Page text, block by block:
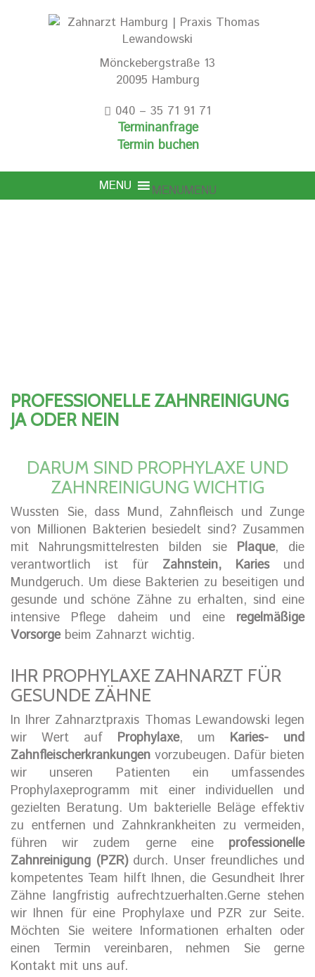
Mönckebergstraße 13
20095 Hamburg
040 – 35 71 91 71
Terminanfrage
Termin buchen
MENUMENU
PROFESSIONELLE ZAHNREINIGUNG
JA ODER NEIN
DARUM SIND PROPHYLAXE UND
ZAHNREINIGUNG WICHTIG
Wussten Sie, dass Mund, Zahnfleisch und Zunge
von Millionen Bakterien besiedelt sind? Zusammen
mit Nahrungsmittelresten bilden sie Plaque, die
verantwortlich ist für Zahnstein, Kariesund
Mundgeruch. Um diese Bakterien zu beseitigen und
gesunde und schöne Zähne zu erhalten, sind eine
intensive Pflege daheim und eine regelmäßige
Vorsorgebeim Zahnarzt wichtig.
IHR PROPHYLAXE ZAHNARZT FÜR
GESUNDE ZÄHNE
In Ihrer Zahnarztpraxis Thomas Lewandowski legen
wir Wert auf Prophylaxe, um Karies- und
Zahnfleischerkrankungen vorzubeugen. Dafür bieten
wir unseren Patienten ein umfassendes
Prophylaxeprogramm mit einer individuellen und
gezielten Beratung. Um bakterielle Beläge effektiv
zu entfernen und Zahnkrankheiten zu vermeiden,
führen wir zudem gerne eine professionelle
Zahnreinigung (PZR)durch. Unser freundliches und
kompetentes Team hilft Ihnen, die Gesundheit Ihrer
Zähne langfristig aufrechtzuerhalten.Gerne stehen
wir Ihnen für eine Prophylaxe und PZR zur Seite.
Möchten Sie weitere Informationen erhalten oder
einen Termin vereinbaren, nehmen Sie gerne
Kontakt mit uns auf.